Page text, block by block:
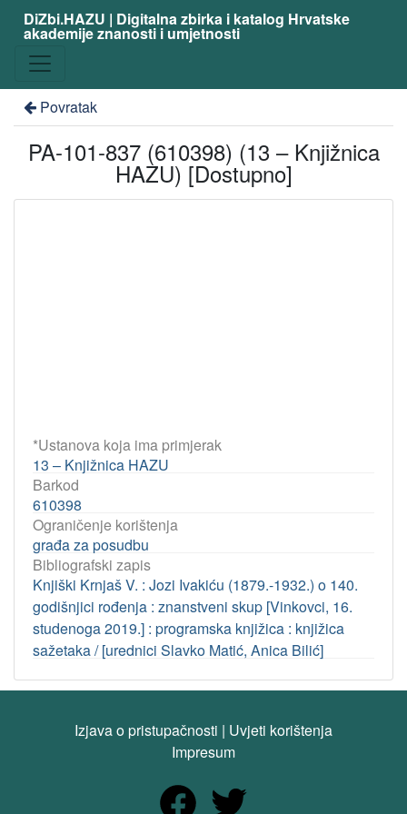
DiZbi.HAZU | Digitalna zbirka i katalog Hrvatske
akademije znanosti i umjetnosti
Povratak
PA-101-837 (610398) (13 – Knjižnica
HAZU) [Dostupno]
*Ustanova koja ima primjerak
13 – Knjižnica HAZU
Barkod
610398
Ograničenje korištenja
građa za posudbu
Bibliografski zapis
Knjiški Krnjaš V. : Jozi Ivakiću (1879.-1932.) o 140.
godišnjici rođenja : znanstveni skup [Vinkovci, 16.
studenoga 2019.] : programska knjižica : knjižica
sažetaka / [urednici Slavko Matić, Anica Bilić]
Izjava o pristupačnosti | Uvjeti korištenja
Impresum